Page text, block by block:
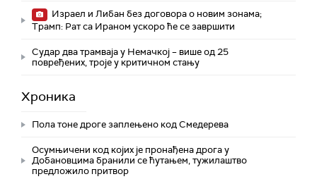
Израел и Либан без договора о новим зонама;
Трамп: Рат са Ираном ускоро ће се завршити
Судар два трамваја у Немачкој – више од 25
повређених, троје у критичном стању
Хроника
Пола тоне дроге заплењено код Смедерева
Осумњичени код којих је пронађена дрога у
Добановцима бранили се ћутањем, тужилаштво
предложило притвор